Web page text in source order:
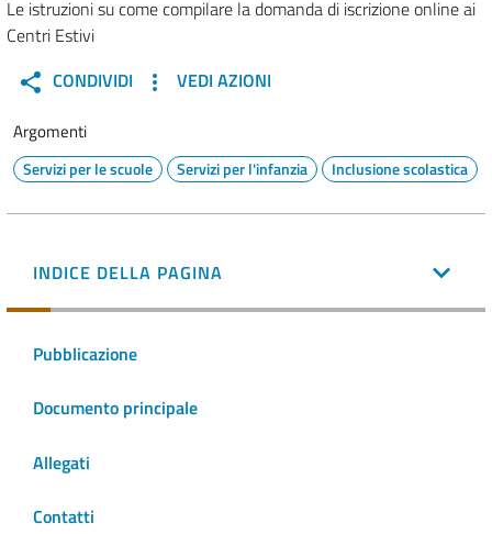
Le istruzioni su come compilare la domanda di iscrizione online ai
Centri Estivi
CONDIVIDI
VEDI AZIONI
Argomenti
Servizi per le scuole Servizi per l'infanzia Inclusione scolastica
INDICE DELLA PAGINA
Pubblicazione
Documento principale
Allegati
Contatti